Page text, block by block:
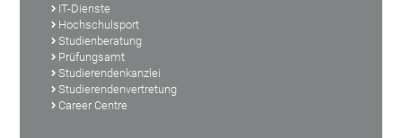
IT-Dienste
Hochschulsport
Studienberatung
Prüfungsamt
Studierendenkanzlei
Studierendenvertretung
Career Centre